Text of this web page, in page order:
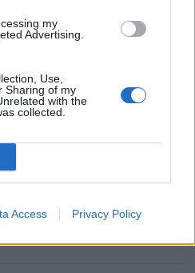
my
Advertising.
Use,
Sharing of my
with the
collected.
Access Privacy Policy
en-
USDTdit :
27 août 2025 à 9h17
me a lot, is there any
Thanks!